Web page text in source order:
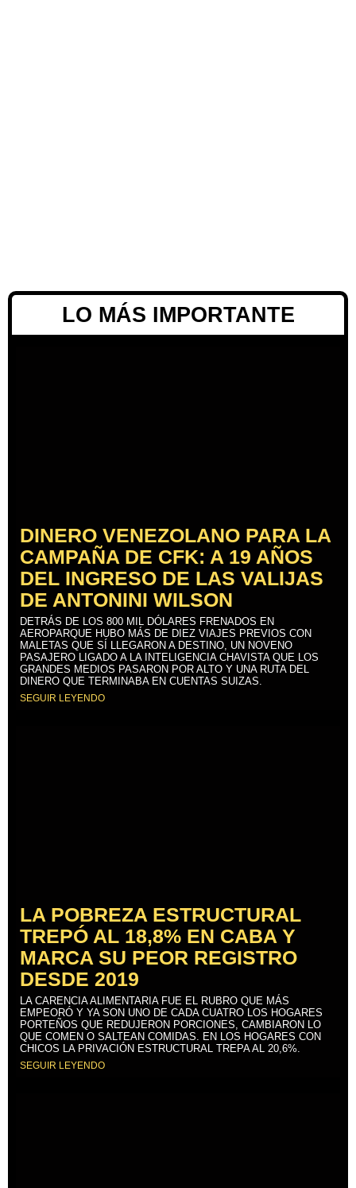
LO MÁS IMPORTANTE
DINERO VENEZOLANO PARA LA
CAMPAÑA DE CFK: A 19 AÑOS
DEL INGRESO DE LAS VALIJAS
DE ANTONINI WILSON
DETRÁS DE LOS 800 MIL DÓLARES FRENADOS EN
AEROPARQUE HUBO MÁS DE DIEZ VIAJES PREVIOS CON
MALETAS QUE SÍ LLEGARON A DESTINO, UN NOVENO
PASAJERO LIGADO A LA INTELIGENCIA CHAVISTA QUE LOS
GRANDES MEDIOS PASARON POR ALTO Y UNA RUTA DEL
DINERO QUE TERMINABA EN CUENTAS SUIZAS.
SEGUIR LEYENDO
LA POBREZA ESTRUCTURAL
TREPÓ AL 18,8% EN CABA Y
MARCA SU PEOR REGISTRO
DESDE 2019
LA CARENCIA ALIMENTARIA FUE EL RUBRO QUE MÁS
EMPEORÓ Y YA SON UNO DE CADA CUATRO LOS HOGARES
PORTEÑOS QUE REDUJERON PORCIONES, CAMBIARON LO
QUE COMEN O SALTEAN COMIDAS. EN LOS HOGARES CON
CHICOS LA PRIVACIÓN ESTRUCTURAL TREPA AL 20,6%.
SEGUIR LEYENDO